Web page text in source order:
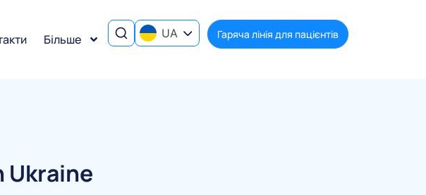
Більше UA Гаряча лінія для пацієнтів
Ukraine